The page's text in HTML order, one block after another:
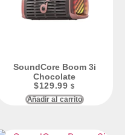
SoundCore Boom 3i
Chocolate
$129.99 $
Añadir al carrito